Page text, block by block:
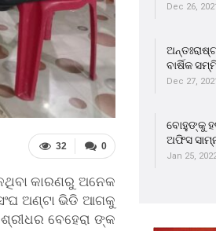
0
32
କାରଣରୁ ଅନେକ
ଅଣ୍ଟା ଭିଡି ଆଗକୁ
ବେହେରା ଙ୍କ
Dec 26,
ବାର୍ଷିକ
Dec 27,
ବୋହୁଙ୍କୁ
ଅଫିସ
Jan 25,